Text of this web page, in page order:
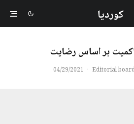
کوردیا
بر اساس رضایت
·
04/29/2021